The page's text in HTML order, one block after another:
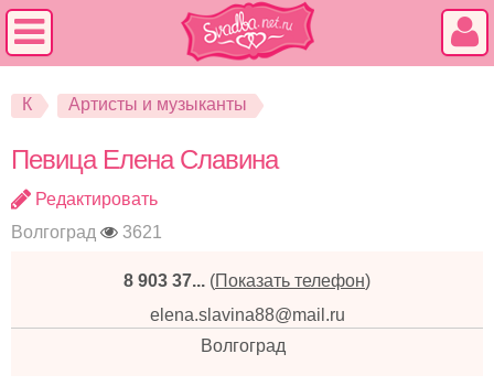
К Артисты и музыканты
Певица Елена Славина
Редактировать
Волгоград
3621
8 903 37... (Показать телефон)
elena.slavina88@mail.ru
Волгоград